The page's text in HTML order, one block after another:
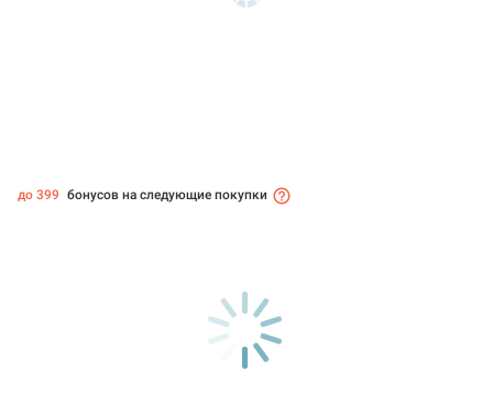
до 399 бонусов на следующие покупки